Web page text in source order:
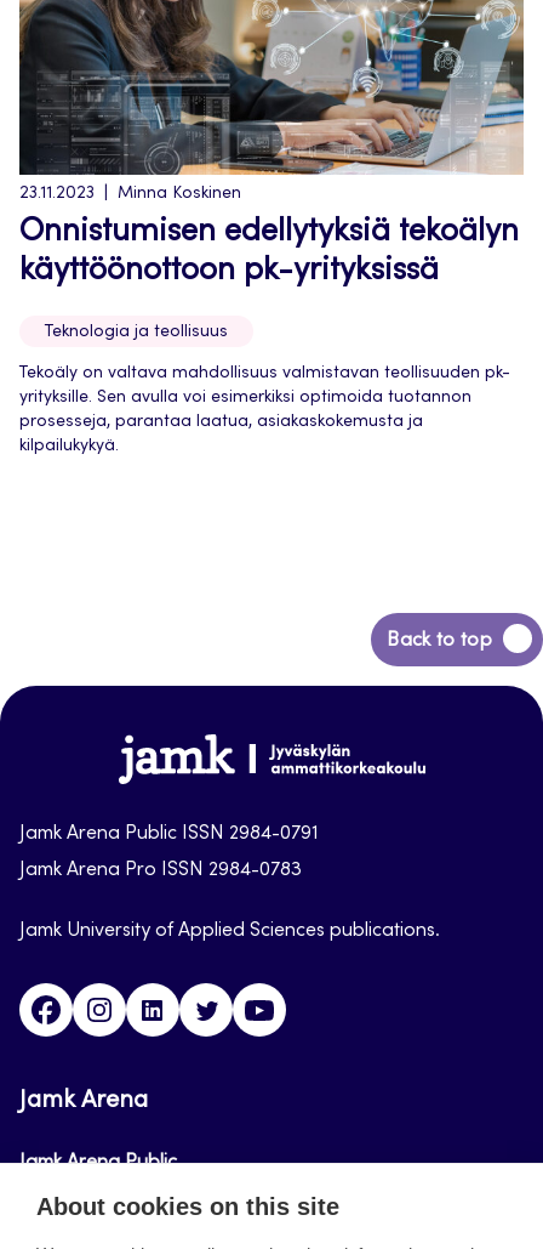
23.11.2023 Minna Koskinen
Onnistumisen edellytyksiä tekoälyn
käyttöönottoon pk-yrityksissä
Teknologia ja teollisuus
Tekoäly on valtava mahdollisuus valmistavan teollisuuden pk-
yrityksille. Sen avulla voi esimerkiksi optimoida tuotannon
prosesseja, parantaa laatua, asiakaskokemusta ja
kilpailukykyä.
Back to top
Back
to
Jamk-
arena
Jamk Arena Public ISSN 2984-0791
Jamk Arena Pro ISSN 2984-0783
Jamk University of Applied Sciences publications.
FacebookInstagramLinkedinTwitter
Jamk Arena
Jamk Arena Public
Jamk Arena Pro
About cookies on this site